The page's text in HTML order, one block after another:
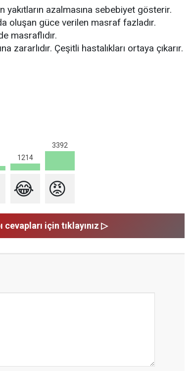
yakıtların azalmasına sebebiyet gösterir.
oluşan güce verilen masraf fazladır.
masraflıdır.
zararlıdır. Çeşitli hastalıkları ortaya çıkarır.
1214
3392
😂 😡
cevapları için tıklayınız ▷